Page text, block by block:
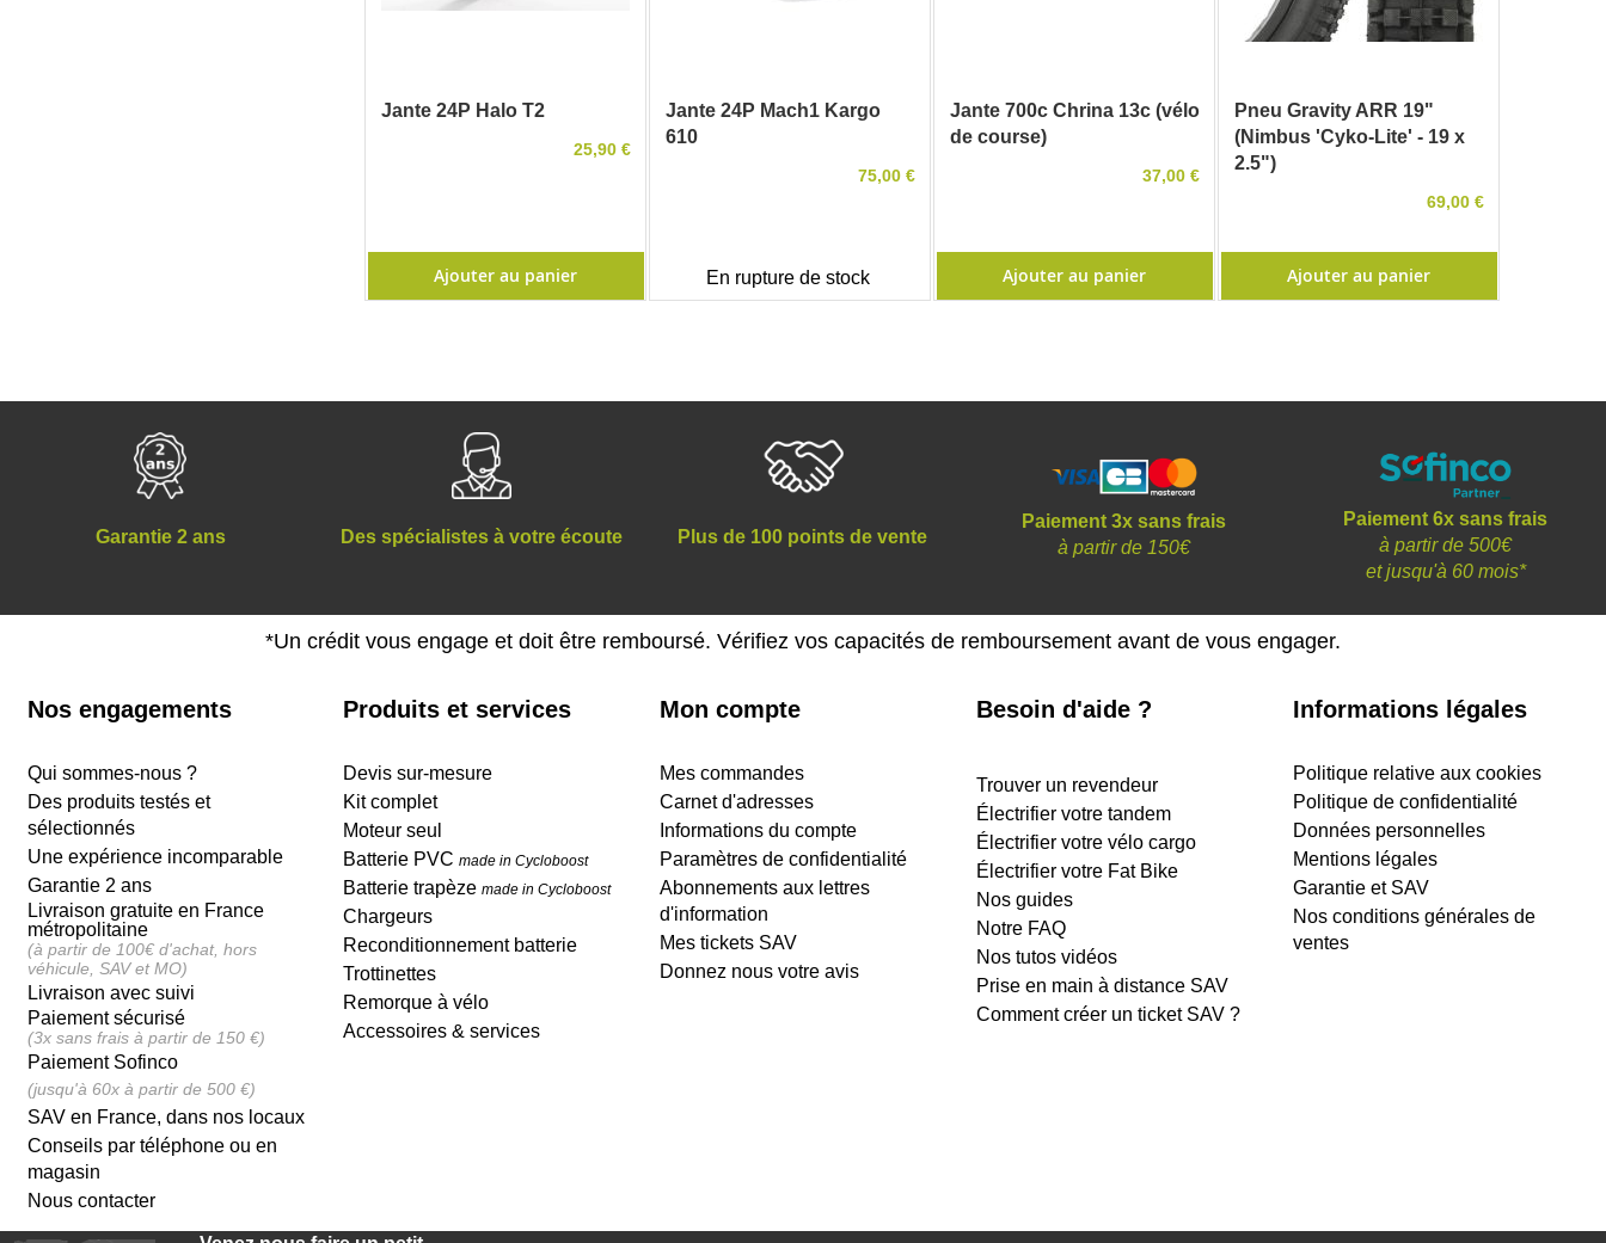
Jante 24P Halo T2
25,90 €
Ajouter au panier
Jante 24P Mach1 Kargo
610
75,00 €
En rupture de stock
Jante 700c Chrina 13c (vélo
de course)
37,00 €
Ajouter au panier
Pneu Gravity ARR 19"
(Nimbus 'Cyko-Lite' - 19 x
2.5")
69,00 €
Ajouter au panier
Garantie 2 ans Des spécialistes à votre écoute Plus de 100 points de vente
Paiement 3x sans frais
à partir de 150€
Paiement 6x sans frais
à partir de 500€
etjusqu'à 60 mois*
*Un crédit vous engage et doit être remboursé. Vérifiez vos capacités de remboursement avant de vous engager.
Nos engagements
Qui sommes-nous ?
Des produits testés et
sélectionnés
Une expérience incomparable
Garantie 2 ans
Livraison gratuite en France
métropolitaine
(à partir de 100€ d'achat, hors
véhicule, SAV et MO)
Livraison avec suivi
Paiement sécurisé
(3x sans frais à partir de 150 €)
Paiement Sofinco
(jusqu'à 60x à partir de 500 €)
SAV en France, dans nos locaux
Conseils par téléphone ou en
magasin
Nous contacter
Produits et services
Devis sur-mesure
Kit complet
Moteur seul
Batterie PVCmade in Cycloboost
Batterie trapèzemade in Cycloboost
Chargeurs
Reconditionnement batterie
Trottinettes
Remorque à vélo
Accessoires & services
Mon compte
Mes commandes
Carnet d'adresses
Informations du compte
Paramètres de confidentialité
Abonnements aux lettres
d'information
Mes tickets SAV
Donnez nous votre avis
Besoin d'aide ?
Trouver un revendeur
Électrifier votre tandem
Électrifier votre vélo cargo
Électrifier votre Fat Bike
Nos guides
Notre FAQ
Nos tutos vidéos
Prise en main à distance SAV
Comment créer un ticket SAV ?
Informations légales
Politique relative aux cookies
Politique de confidentialité
Données personnelles
Mentions légales
Garantie et SAV
Nos conditions générales de
ventes